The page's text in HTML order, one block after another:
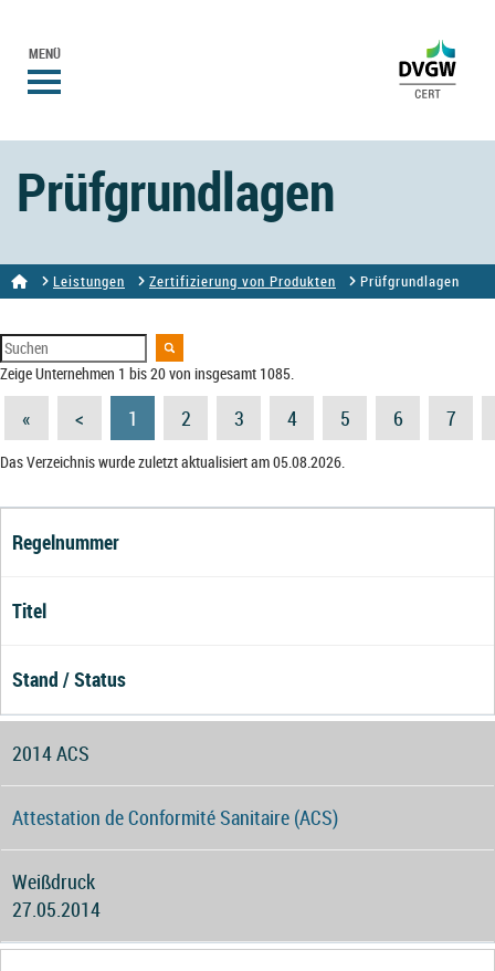
MENÜ
Prüfgrundlagen
Leistungen Zertifizierung von Produkten Prüfgrundlagen
Zeige Unternehmen 1 bis 20 von insgesamt 1085.
« < 1 2 3 4 5 6 7
Das Verzeichnis wurde zuletzt aktualisiert am 05.08.2026.
Regelnummer
Titel
Stand / Status
2014 ACS
Attestation de Conformité Sanitaire (ACS)
Weißdruck
27.05.2014